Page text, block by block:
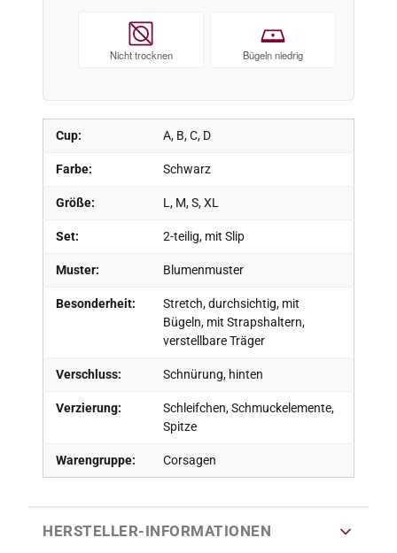
Cup: A, B, C, D
Farbe: Schwarz
Größe: L, M, S, XL
Set: 2-teilig, mit Slip
Muster: Blumenmuster
Besonderheit:
Stretch, durchsichtig, mit
Bügeln, mit Strapshaltern,
verstellbare Träger
Verschluss: Schnürung, hinten
Verzierung:
Schleifchen, Schmuckelemente,
Spitze
Warengruppe: Corsagen
Nicht trocknen Bügeln niedrig
HERSTELLER-INFORMATIONEN